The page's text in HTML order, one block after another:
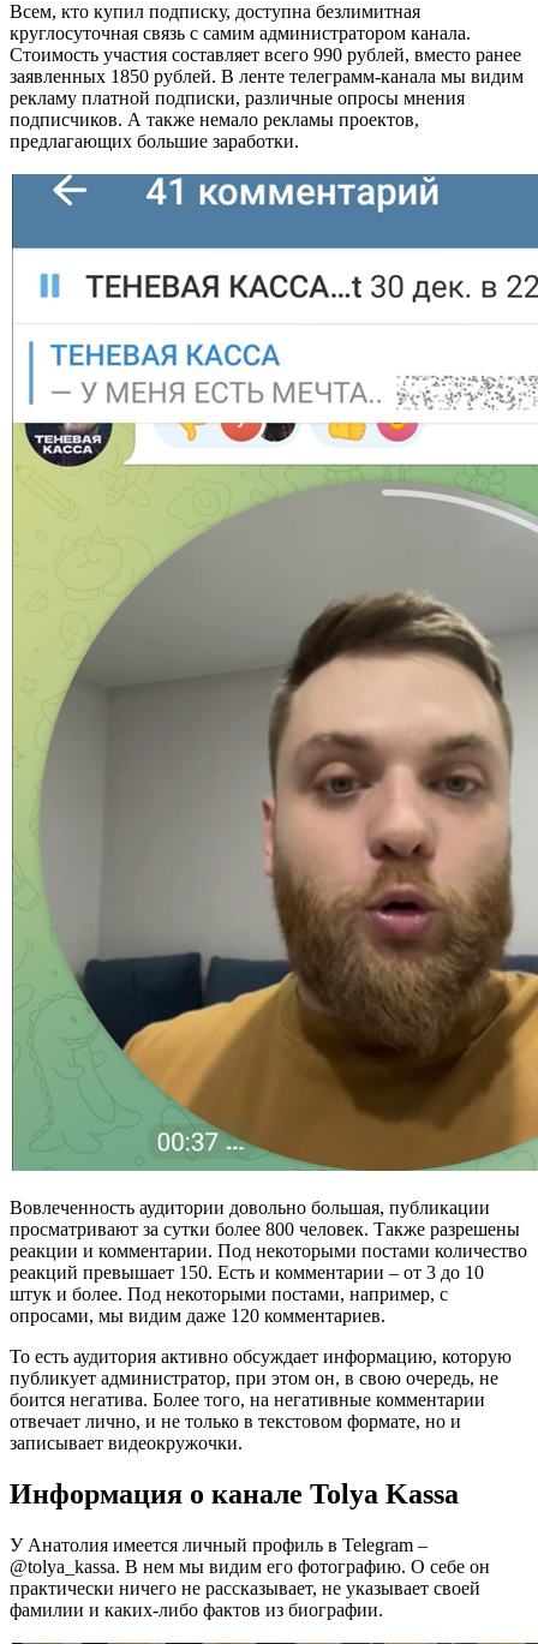
Всем, кто купил подписку, доступна безлимитная
круглосуточная связь с самим администратором канала.
Стоимость участия составляет всего 990 рублей, вместо ранее
заявленных 1850 рублей. В ленте телеграмм-канала мы видим
рекламу платной подписки, различные опросы мнения
подписчиков. А также немало рекламы проектов,
предлагающих большие заработки.
Вовлеченность аудитории довольно большая, публикации
просматривают за сутки более 800 человек. Также разрешены
реакции и комментарии. Под некоторыми постами количество
реакций превышает 150. Есть и комментарии – от 3 до 10
штук и более. Под некоторыми постами, например, с
опросами, мы видим даже 120 комментариев.
То есть аудитория активно обсуждает информацию, которую
публикует администратор, при этом он, в свою очередь, не
боится негатива. Более того, на негативные комментарии
отвечает лично, и не только в текстовом формате, но и
записывает видеокружочки.
Информация о канале Tolya Kassa
У Анатолия имеется личный профиль в Telegram –
@tolya_kassa. В нем мы видим его фотографию. О себе он
практически ничего не рассказывает, не указывает своей
фамилии и каких-либо фактов из биографии.